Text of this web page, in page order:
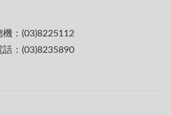
機：(03)8225112
話：(03)8235890